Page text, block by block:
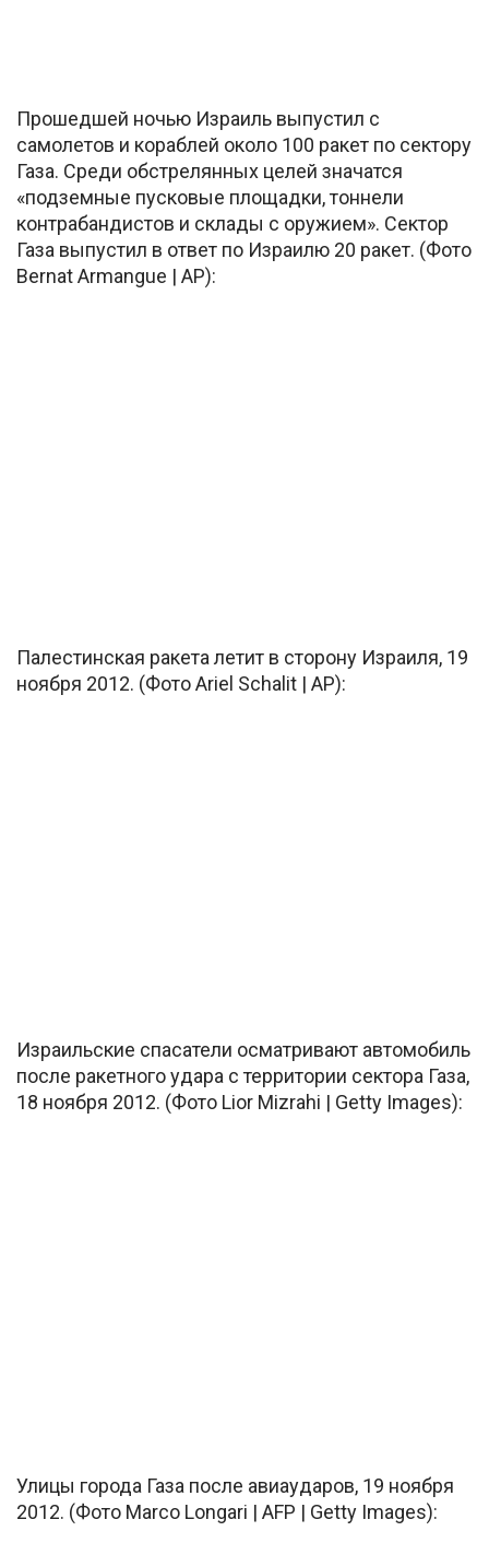
Прошедшей ночью Израиль выпустил с
самолетов и кораблей около 100 ракет по сектору
Газа. Среди обстрелянных целей значатся
«подземные пусковые площадки, тоннели
контрабандистов и склады с оружием». Сектор
Газа выпустил в ответ по Израилю 20 ракет. (Фото
Bernat Armangue | AP):
Палестинская ракета летит в сторону Израиля, 19
ноября 2012. (Фото Ariel Schalit | AP):
Израильские спасатели осматривают автомобиль
после ракетного удара с территории сектора Газа,
18 ноября 2012. (Фото Lior Mizrahi | Getty Images):
Улицы города Газа после авиаударов, 19 ноября
2012. (Фото Marco Longari | AFP | Getty Images):